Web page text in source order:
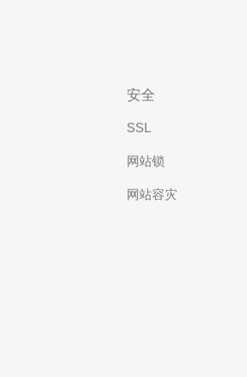
安全
SSL
网站锁
网站容灾